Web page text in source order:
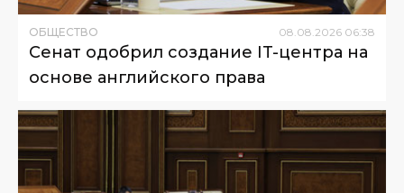
ОБЩЕСТВО 08.08.2026 06:38
Сенат одобрил создание IT-центра на
основе английского права